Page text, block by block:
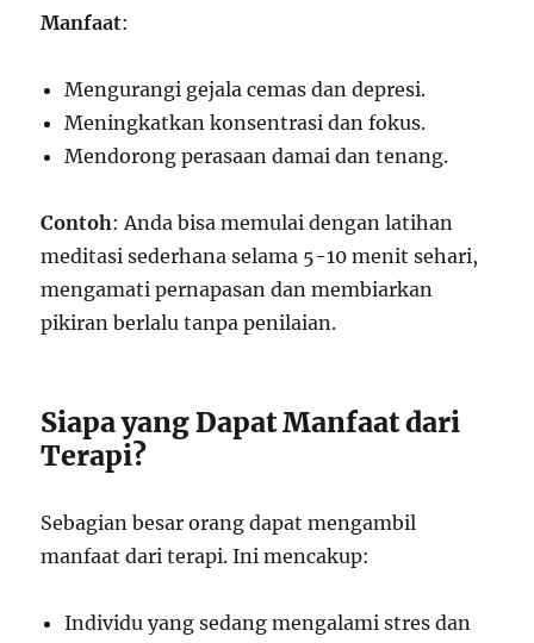
Manfaat:
Mengurangi gejala cemas dan depresi.
Meningkatkan konsentrasi dan fokus.
Mendorong perasaan damai dan tenang.
Contoh: Anda bisa memulai dengan latihan
meditasi sederhana selama 5-10 menit sehari,
mengamati pernapasan dan membiarkan
pikiran berlalu tanpa penilaian.
Siapa yang Dapat Manfaat dari
Terapi?
Sebagian besar orang dapat mengambil
manfaat dari terapi. Ini mencakup:
Individu yang sedang mengalami stres dan